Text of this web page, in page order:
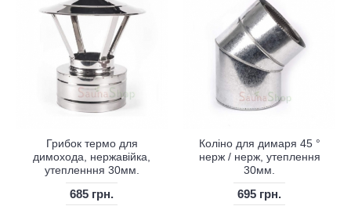
Грибок термо для
димохода, нержавійка,
утепленння 30мм.
685 грн.
Коліно для димаря 45 °
нерж / нерж, утеплення
30мм.
695 грн.